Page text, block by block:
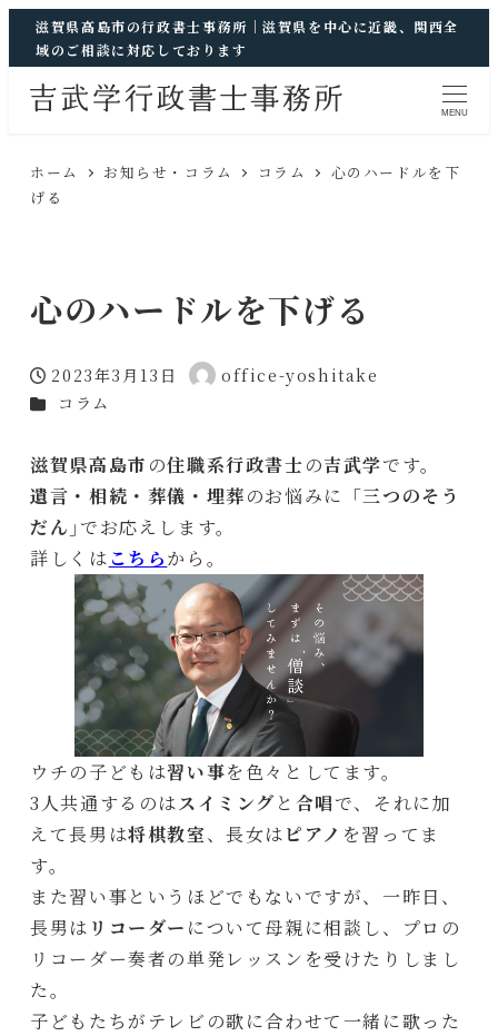
滋賀県高島市の行政書士事務所｜滋賀県を中心に近畿、関西全
域のご相談に対応しております
MENU
ホーム お知らせ・コラム コラム
心のハードルを下
げる
心のハードルを下げる
投稿日
2023年3月13日
著
office-yoshitake
カテゴリー
コラム
滋賀県高島市 の住職系行政書士の吉武学です。
遺言・相続・葬儀・埋葬のお悩みに「三つのそう
だん ｣でお応えします。
詳しくは こちらから。
ウチの子どもは習い事を色々としてます。
3人共通するのはスイミング と 合唱で、それに加
えて長男は将棋教室、長女はピアノ を習ってま
す。
また習い事というほどでもないですが、一昨日、
長男は リコーダー について母親に相談し、プロの
リコーダー奏者の単発レッスンを受けたりしまし
た。
子どもたちがテレビの歌に合わせて一緒に歌った